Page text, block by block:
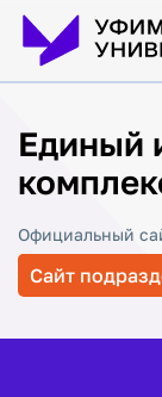
Единый
Официальный
Сайт